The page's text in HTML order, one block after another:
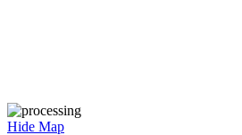
Hide Map